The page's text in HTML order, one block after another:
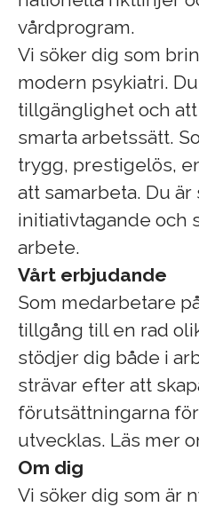
vårdprogram.
Vi söker dig som
modern psykiatri.
tillgänglighet och
smarta arbetssätt.
trygg, prestigelös,
att samarbeta. Du
initiativtagande och
arbete.
Vårt erbjudande
Som medarbetare
tillgång till en rad
stödjer dig både i
strävar efter att
förutsättningarna
utvecklas. Läs mer
Om dig
Vi söker dig som är